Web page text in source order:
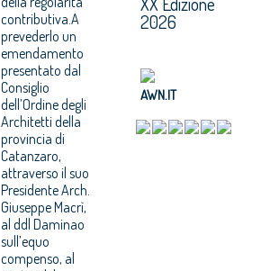
contributiva.A
prevederlo un
emendamento
presentato dal
Consiglio
dell’Ordine degli
Architetti della
provincia di
Catanzaro,
attraverso il suo
Presidente Arch.
Giuseppe Macrì,
al ddl Daminao
sull’equo
compenso, al
2026
AWN.IT